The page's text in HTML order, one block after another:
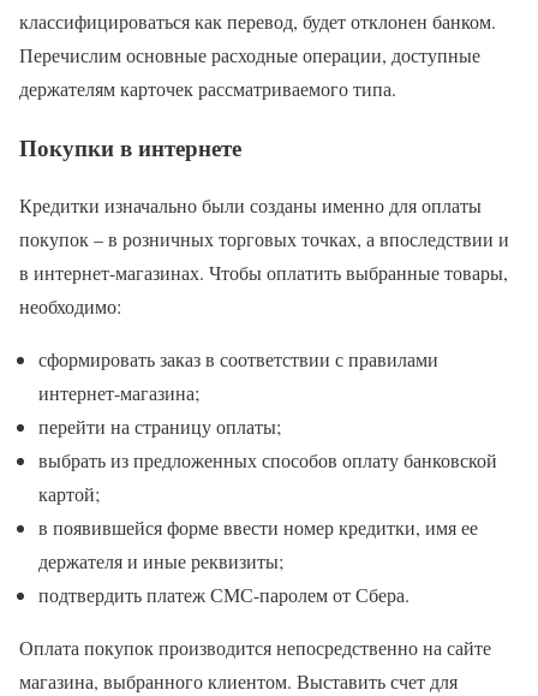
классифицироваться как перевод, будет отклонен банком.
Перечислим основные расходные операции, доступные
держателям карточек рассматриваемого типа.
Покупки в интернете
Кредитки изначально были созданы именно для оплаты
покупок – в розничных торговых точках, а впоследствии и
в интернет-магазинах. Чтобы оплатить выбранные товары,
необходимо:
сформировать заказ в соответствии с правилами
интернет-магазина;
перейти на страницу оплаты;
выбрать из предложенных способов оплату банковской
картой;
в появившейся форме ввести номер кредитки, имя ее
держателя и иные реквизиты;
подтвердить платеж СМС-паролем от Сбера.
Оплата покупок производится непосредственно на сайте
магазина, выбранного клиентом. Выставить счет для